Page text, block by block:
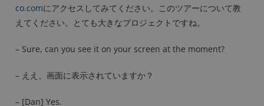
co.comにアクセスしてみてください。このツアーについて教
えてください。とても大きなプロジェクトですね。
– Sure, can you see it on your screen at the moment?
– ええ、画面に表示されていますか？
– [Dan] Yes.